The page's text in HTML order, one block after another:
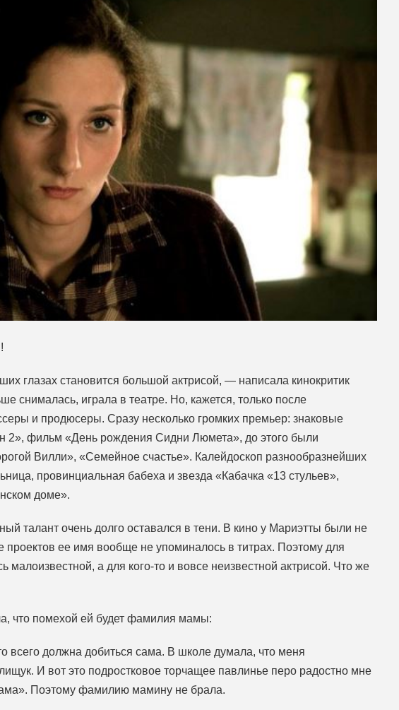
глазах становится большой актрисой, — написала кинокритик
снималась, играла в театре. Но, кажется, только после
и продюсеры. Сразу несколько громких премьер: знаковые
фильм «День рождения Сидни Люмета», до этого были
Вилли», «Семейное счастье». Калейдоскоп разнообразнейших
провинциальная бабеха и звезда «Кабачка «13 стульев»,
доме».
талант очень долго оставался в тени. В кино у Мариэтты были не
ее имя вообще не упоминалось в титрах. Поэтому для
малоизвестной, а для кого-то и вовсе неизвестной актрисой. Что же
что помехой ей будет фамилия мамы:
должна добиться сама. В школе думала, что меня
И вот это подростковое торчащее павлинье перо радостно мне
Поэтому фамилию мамину не брала.